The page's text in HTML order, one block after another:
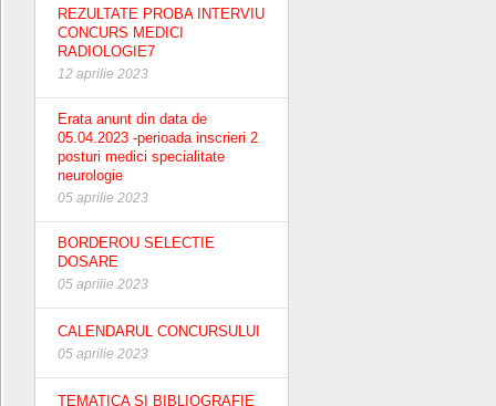
REZULTATE PROBA INTERVIU
CONCURS MEDICI
RADIOLOGIE7
12 aprilie 2023
Erata anunt din data de
05.04.2023 -perioada inscrieri 2
posturi medici specialitate
neurologie
05 aprilie 2023
BORDEROU SELECTIE
DOSARE
05 aprilie 2023
CALENDARUL CONCURSULUI
05 aprilie 2023
TEMATICA SI BIBLIOGRAFIE